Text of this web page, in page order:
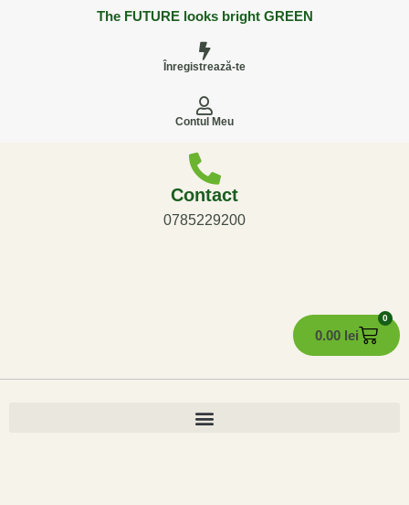
The FUTURE looks bright GREEN
Înregistrează-te
Contul Meu
Contact
0785229200
0.00 lei
0